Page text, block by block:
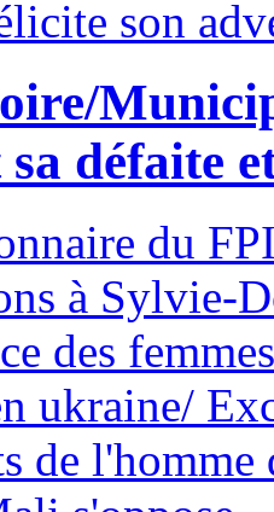
défaite
du
à Sylvie-
des
ukraine/
de